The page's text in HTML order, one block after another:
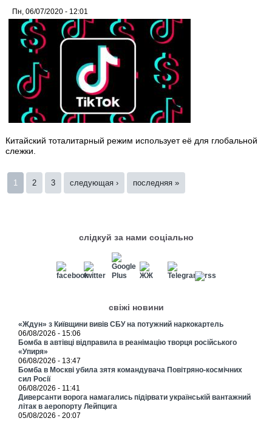
Пн, 06/07/2020 - 12:01
Китайский тоталитарный режим использует её для глобальной
слежки.
Страницы
1 2 3 следующая › последняя »
слідкуй за нами соціально
свіжі новини
«Ждун» з Київщини вивів СБУ на потужний наркокартель
06/08/2026 - 15:06
Бомба в автівці відправила в реанімацію творця російського
«Упиря»
06/08/2026 - 13:47
Бомба в Москві убила зятя командувача Повітряно-космічних
сил Росії
06/08/2026 - 11:41
Диверсанти ворога намагались підірвати українській вантажний
літак в аеропорту Лейпцига
05/08/2026 - 20:07